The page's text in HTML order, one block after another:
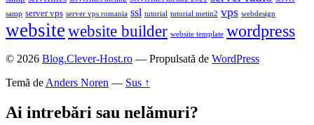
samp server vps server vps romania ssl tutorial tutorial metin2 vps webdesign
website website builder website template wordpress
© 2026 Blog.Clever-Host.ro — Propulsată de WordPress
Temă deAnders Noren — Sus ↑
Ai intrebări sau nelămuri?